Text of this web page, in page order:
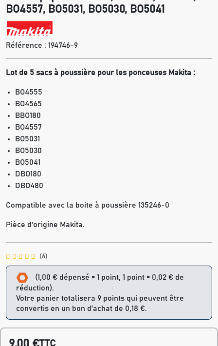
BO4557, BO5031, BO5030, BO5041
Référence : 194746-9
Lot de 5 sacs à poussière pour les ponceuses Makita :
BO4555
BO4565
BBO180
BO4557
BO5031
BO5030
BO5041
DBO180
DBO480
Compatible avec la boite à poussière 135246-0
Pièce d'origine Makita.
(6)
(1,00 € dépensé = 1 point, 1 point = 0,02 € de
réduction).
Votre panier totalisera 9 points qui peuvent être
convertis en un bon d'achat de 0,18 €.
TTC